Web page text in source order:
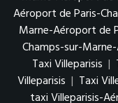
Aéroport de Paris-
Marne-Aéroport de
Champs-sur-
Taxi Villeparisis |
Villeparisis | Taxi
taxi Villeparisis-